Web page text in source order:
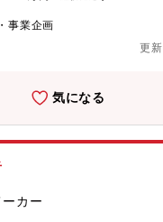
を行っていただきます。■英
日:入社日応相談
事業企画
更
気になる
カー